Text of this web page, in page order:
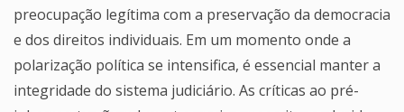
preocupação legítima com a preservação da democracia
e dos direitos individuais. Em um momento onde a
polarização política se intensifica, é essencial manter a
integridade do sistema judiciário. As críticas ao pré-